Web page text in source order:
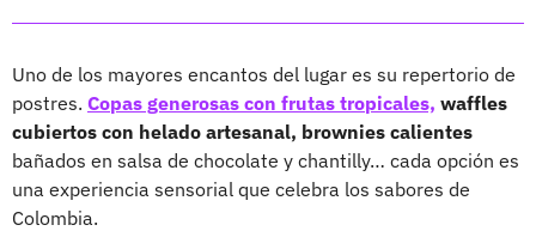
Uno de los mayores encantos del lugar es su repertorio de
postres. Copas generosas con frutas tropicales, waffles
cubiertos con helado artesanal, brownies calientes
bañados en salsa de chocolate y chantilly… cada opción es
una experiencia sensorial que celebra los sabores de
Colombia.